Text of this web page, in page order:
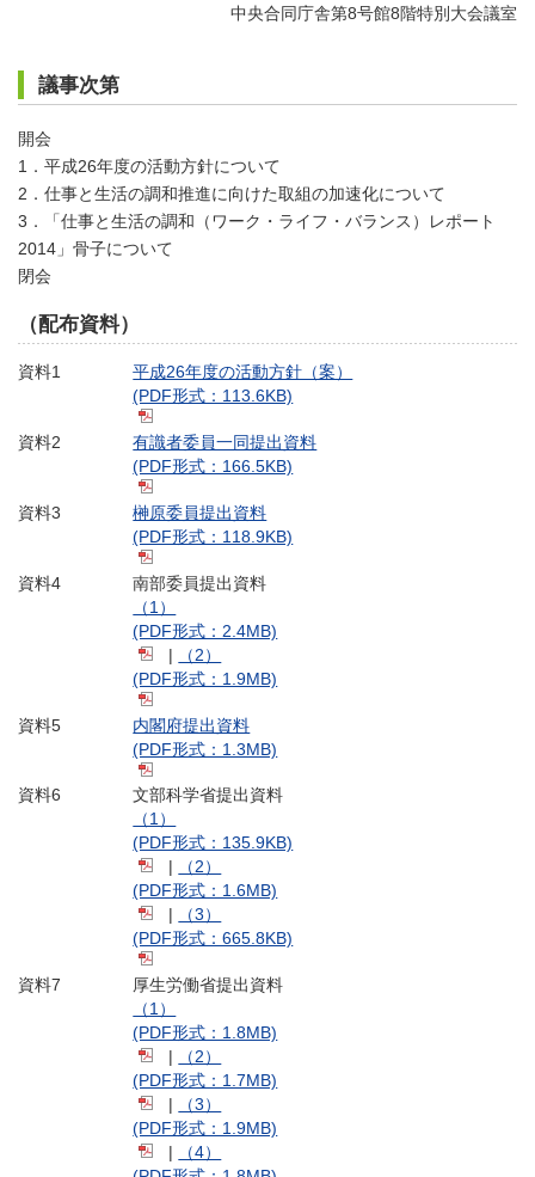
中央合同庁舎第8号館8階特別大会議室
議事次第
開会
1．平成26年度の活動方針について
2．仕事と生活の調和推進に向けた取組の加速化について
3．「仕事と生活の調和（ワーク・ライフ・バランス）レポート
2014」骨子について
閉会
（配布資料）
資料1
平成26年度の活動方針（案）
(PDF形式：113.6KB)
資料2
有識者委員一同提出資料
(PDF形式：166.5KB)
資料3
榊原委員提出資料
(PDF形式：118.9KB)
資料4
南部委員提出資料
（1）
(PDF形式：2.4MB)
|
（2）
(PDF形式：1.9MB)
資料5
内閣府提出資料
(PDF形式：1.3MB)
資料6
文部科学省提出資料
（1）
(PDF形式：135.9KB)
（2）
(PDF形式：1.6MB)
（3）
(PDF形式：665.8KB)
資料7
厚生労働省提出資料
（1）
(PDF形式：1.8MB)
（2）
(PDF形式：1.7MB)
（3）
(PDF形式：1.9MB)
（4）